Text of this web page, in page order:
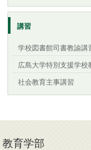
講習
学校図書館司書教諭講
広島大学特別支援学校
社会教育主事講習
教育学部